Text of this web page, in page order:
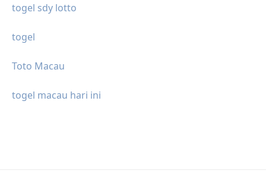
togel sdy lotto
togel
Toto Macau
togel macau hari ini